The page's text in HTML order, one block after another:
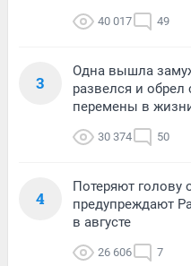
40 017 49
3
Одна вышла
развелся и
перемены в
30 374 50
4
Потеряют голову
предупреждают
в августе
26 606 7